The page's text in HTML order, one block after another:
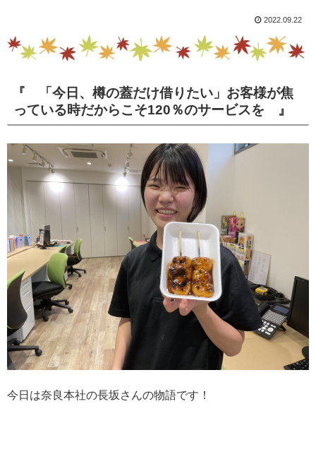
2022.09.22
『 「今日、樽の蓋だけ借りたい」お客様が焦
っている時だからこそ120％のサービスを 』
今日は奈良本社の長坂さんの物語です！